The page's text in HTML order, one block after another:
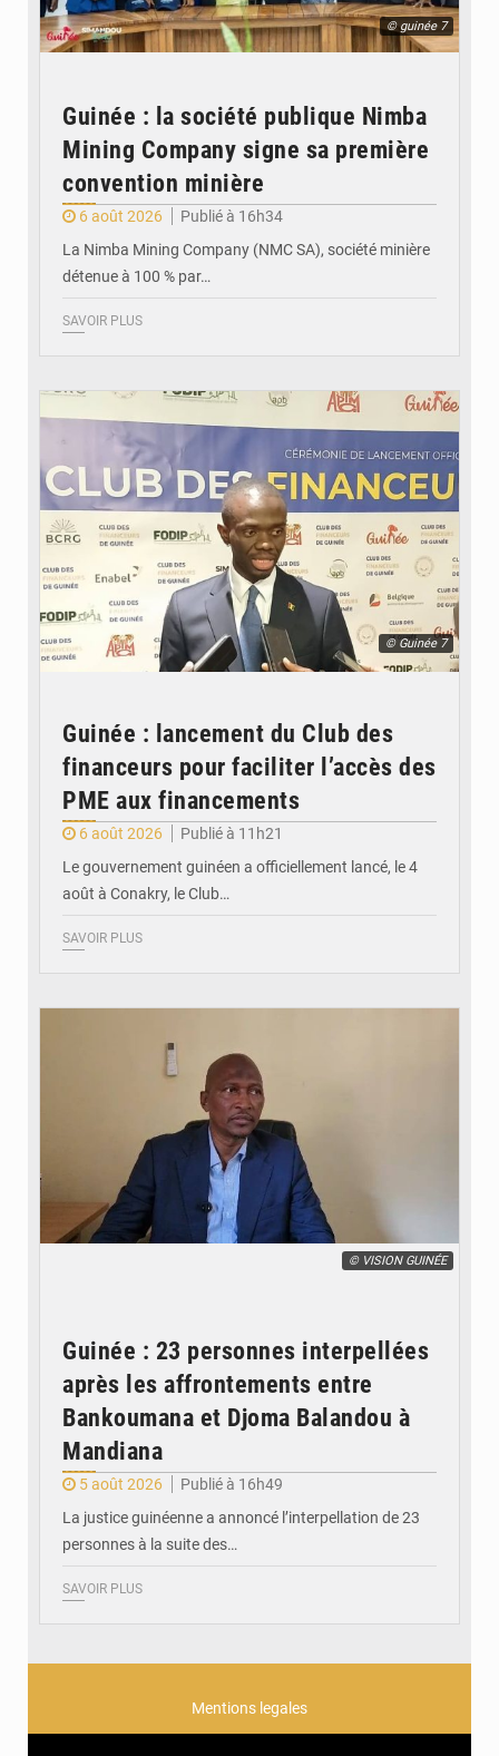
© guinée 7
Guinée : la société publique Nimba
Mining Company signe sa première
convention minière
6 août 2026
Publié à 16h34
La Nimba Mining Company (NMC SA), société minière
détenue à 100 % par…
SAVOIR PLUS
© Guinée 7
Guinée : lancement du Club des
financeurs pour faciliter l’accès des
PME aux financements
6 août 2026
Publié à 11h21
Le gouvernement guinéen a officiellement lancé, le 4
août à Conakry, le Club…
SAVOIR PLUS
© VISION GUINÉE
Guinée : 23 personnes interpellées
après les affrontements entre
Bankoumana et Djoma Balandou à
Mandiana
5 août 2026
Publié à 16h49
La justice guinéenne a annoncé l’interpellation de 23
personnes à la suite des…
SAVOIR PLUS
Mentions legales